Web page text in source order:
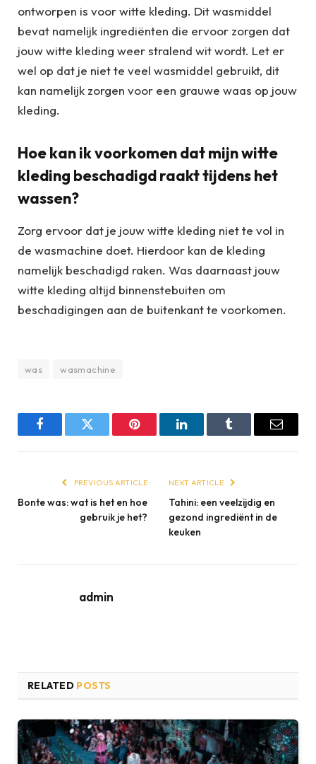
ontworpen is voor witte kleding. Dit wasmiddel
bevat namelijk ingrediënten die ervoor zorgen dat
jouw witte kleding weer stralend wit wordt. Let er
wel op dat je niet te veel wasmiddel gebruikt, dit
kan namelijk zorgen voor een grauwe waas op jouw
kleding.
Hoe kan ik voorkomen dat mijn witte
kleding beschadigd raakt tijdens het
wassen?
Zorg ervoor dat je jouw witte kleding niet te vol in
de wasmachine doet. Hierdoor kan de kleding
namelijk beschadigd raken. Was daarnaast jouw
witte kleding altijd binnenstebuiten om
beschadigingen aan de buitenkant te voorkomen.
was wasmachine
FacebookTwitter Pinterest LinkedInTumblr Email
PREVIOUS ARTICLE
Bonte was: wat is het en hoe
gebruik je het?
NEXT ARTICLE
Tahini: een veelzijdig en
gezond ingrediënt in de
keuken
admin
RELATED POSTS